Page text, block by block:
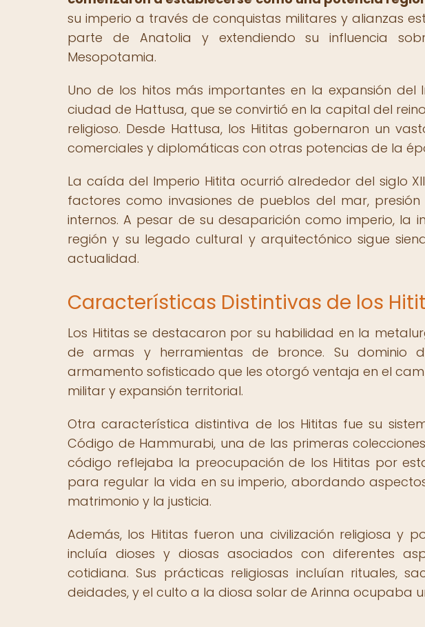
su imperio a través de conquistas militares y alianzas
parte de Anatolia y extendiendo su influencia
Mesopotamia.
Uno de los hitos más importantes en la expansión
ciudad de Hattusa, que se convirtió en la capital del
religioso. Desde Hattusa, los Hititas gobernaron un
comerciales y diplomáticas con otras potencias de la
La caída del Imperio Hitita ocurrió alrededor del siglo
factores como invasiones de pueblos del mar,
internos. A pesar de su desaparición como imperio, la
región y su legado cultural y arquitectónico sigue
actualidad.
Características Distintivas de los
Los Hititas se destacaron por su habilidad en la
de armas y herramientas de bronce. Su dominio
armamento sofisticado que les otorgó ventaja en el
militar y expansión territorial.
Otra característica distintiva de los Hititas fue su
Código de Hammurabi, una de las primeras
código reflejaba la preocupación de los Hititas por
para regular la vida en su imperio, abordando
matrimonio y la justicia.
Además, los Hititas fueron una civilización religiosa y
incluía dioses y diosas asociados con diferentes
cotidiana. Sus prácticas religiosas incluían rituales,
deidades, y el culto a la diosa solar de Arinna ocupaba